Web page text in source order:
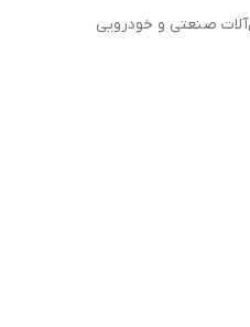
صنعتی و خودرویی